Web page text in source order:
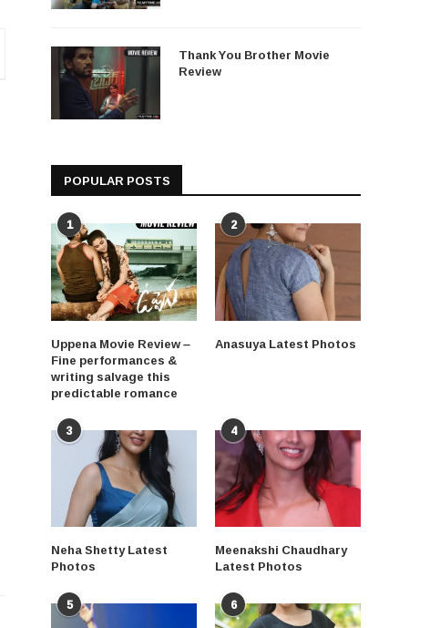
Thank You Brother Movie
Review
POPULAR POSTS
1
Uppena Movie Review –
Fine performances &
writing salvage this
predictable romance
2
Anasuya Latest Photos
3
Neha Shetty Latest
Photos
4
Meenakshi Chaudhary
Latest Photos
5 6